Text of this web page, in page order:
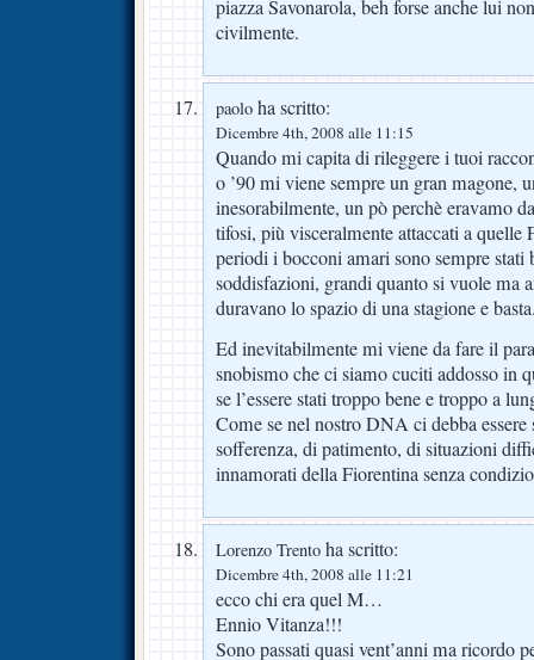
piazza Savonarola, beh forse anche lui
civilmente.
paolo ha scritto:
Dicembre 4th, 2008 alle 11:15
Quando mi capita di rileggere i tuoi
o ’90 mi viene sempre un gran magone,
inesorabilmente, un pò perchè eravamo
tifosi, più visceralmente attaccati a
periodi i bocconi amari sono sempre stati
soddisfazioni, grandi quanto si vuole ma
duravano lo spazio di una stagione e
Ed inevitabilmente mi viene da fare il
snobismo che ci siamo cuciti addosso in
se l’essere stati troppo bene e troppo a
Come se nel nostro DNA ci debba
sofferenza, di patimento, di situazioni
innamorati della Fiorentina senza
Lorenzo Trento ha scritto:
Dicembre 4th, 2008 alle 11:21
ecco chi era quel M…
Ennio Vitanza!!!
Sono passati quasi vent’anni ma ricordo